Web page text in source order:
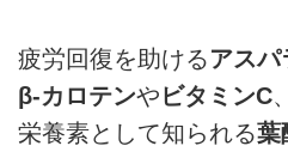
疲労回復を助けるアス
β-カロテンやビタミンC
栄養素として知られる葉